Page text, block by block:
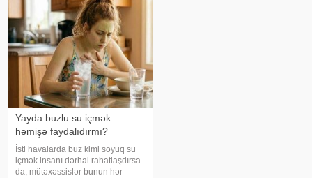
Yayda buzlu su içmək
həmişə faydalıdırmı?
İsti havalarda buz kimi soyuq su
içmək insanı dərhal rahatlaşdırsa
da, mütəxəssislər bunun hər